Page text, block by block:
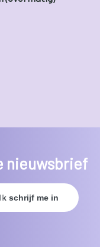
nieuwsbrief